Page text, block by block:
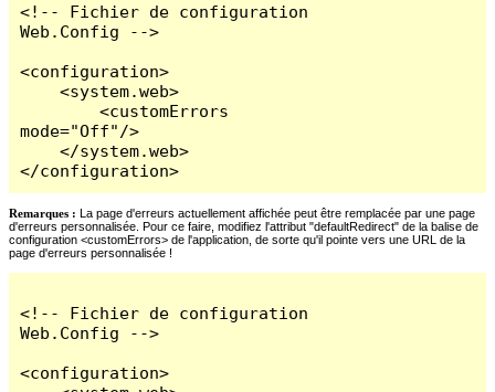
<!-- Fichier de configuration
Web.Config -->
<configuration>
    <system.web>
        <customErrors
mode="Off"/>
    </system.web>
</configuration>
Remarques : La page d'erreurs actuellement affichée peut être remplacée par une page
d'erreurs personnalisée. Pour ce faire, modifiez l'attribut "defaultRedirect" de la balise de
configuration <customErrors> de l'application, de sorte qu'il pointe vers une URL de la
page d'erreurs personnalisée !
<!-- Fichier de configuration
Web.Config -->
<configuration>